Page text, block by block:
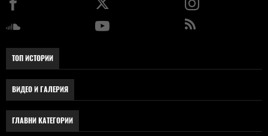
ТОП ИСТОРИИ
ВИДЕО И ГАЛЕРИЯ
ГЛАВНИ КАТЕГОРИИ